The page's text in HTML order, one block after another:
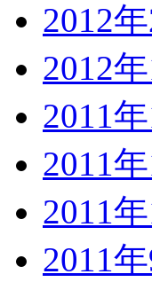
2012
2012
2011
2011
2011
2011